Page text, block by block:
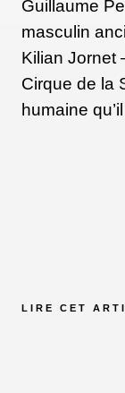
Guillaume
masculin
Kilian Jornet
Cirque de la
humaine
LIRE CET